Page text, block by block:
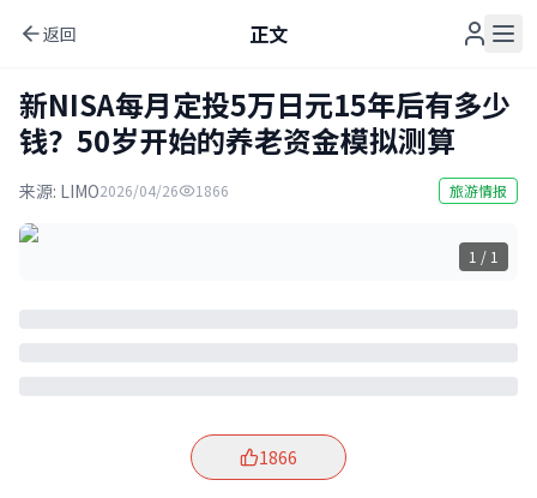
返回 正文
新NISA每月定投5万日元15年后有多少
钱？50岁开始的养老资金模拟测算
来源: LIMO2026/04/26 1866 旅游情报
1 / 1
1866